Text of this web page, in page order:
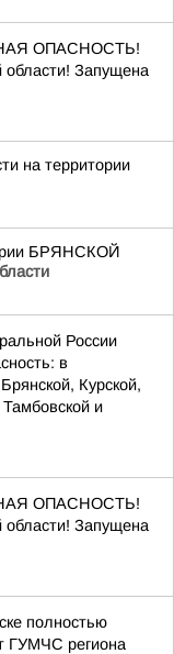
ОПАСНОСТЬ!
области! Запущена
на территории
БРЯНСКОЙ
России
в
Курской,
и
ОПАСНОСТЬ!
области! Запущена
полностью
ГУМЧС региона